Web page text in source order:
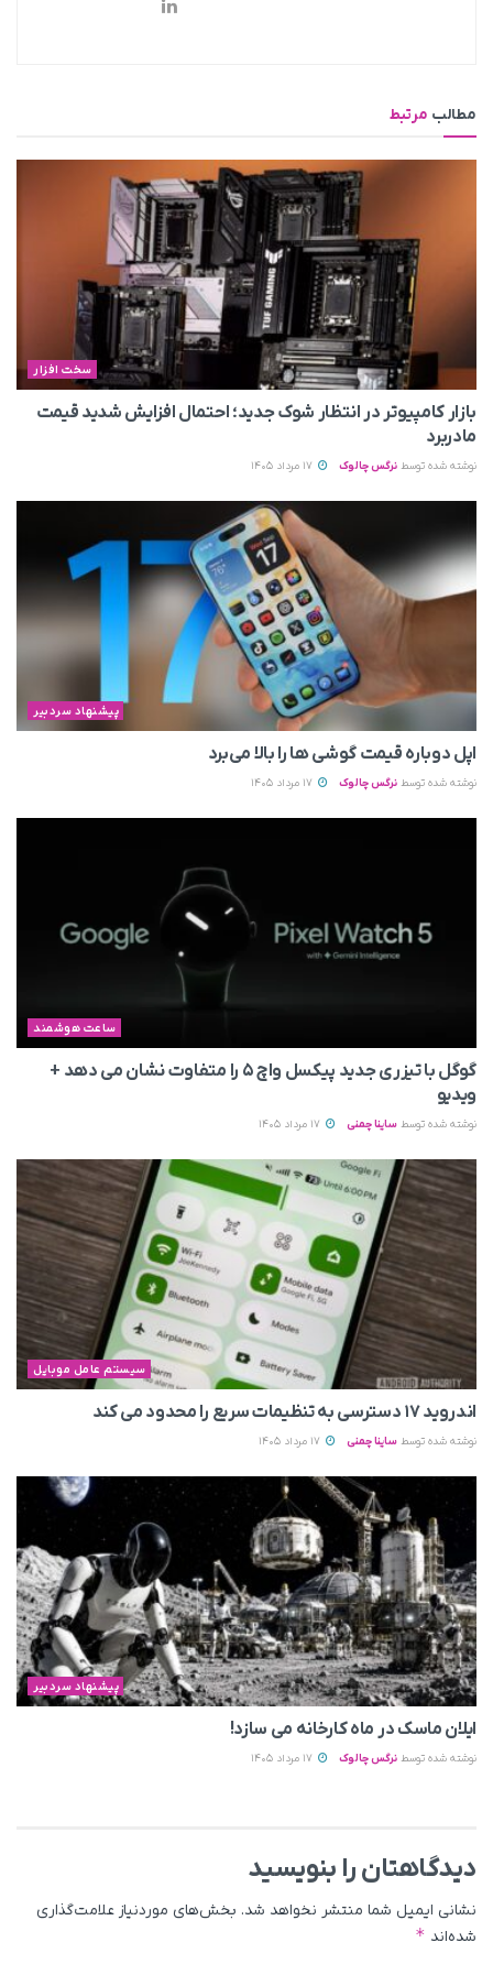
مطالب مرتبط
سخت افزار
بازار کامپیوتر در انتظار شوک جدید؛ احتمال افزایش شدید قیمت
مادربرد
نوشته شده توسط نرگس چالوک
پیشنهاد سردبیر
اپل دوباره قیمت‌ گوشی ها را بالا می‌برد
نوشته شده توسط نرگس چالوک
ساعت هوشمند
گوگل با تیزری جدید پیکسل واچ ۵ را متفاوت نشان می‌ دهد +
ویدیو
نوشته شده توسط ساینا چمنی
سیستم عامل موبایل
اندروید ۱۷ دسترسی به تنظیمات سریع را محدود می‌ کند
نوشته شده توسط ساینا چمنی
پیشنهاد سردبیر
ایلان ماسک در ماه کارخانه می سازد!
نوشته شده توسط نرگس چالوک
دیدگاهتان را بنویسید
نشانی ایمیل شما منتشر نخواهد شد. بخش‌های موردنیاز علامت‌گذاری
شده‌اند *